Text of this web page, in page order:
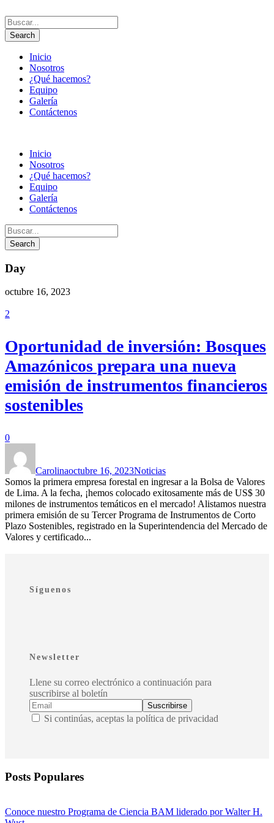
Inicio
Nosotros
¿Qué hacemos?
Equipo
Galería
Contáctenos
Inicio
Nosotros
¿Qué hacemos?
Equipo
Galería
Contáctenos
Day
octubre 16, 2023
2
Oportunidad de inversión: Bosques
Amazónicos prepara una nueva
emisión de instrumentos financieros
sostenibles
0
Carolinaoctubre 16, 2023Noticias
Somos la primera empresa forestal en ingresar a la Bolsa de Valores
de Lima. A la fecha, ¡hemos colocado exitosamente más de US$ 30
milones de instrumentos temáticos en el mercado! Alistamos nuestra
primera emisión de su Tercer Programa de Instrumentos de Corto
Plazo Sostenibles, registrado en la Superintendencia del Mercado de
Valores y certificado...
Síguenos
Newsletter
Llene su correo electrónico a continuación para
suscribirse al boletín
Si continúas, aceptas la política de privacidad
Posts Populares
Conoce nuestro Programa de Ciencia BAM liderado por Walter H.